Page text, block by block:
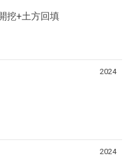
挖+土方回填
2024
2024